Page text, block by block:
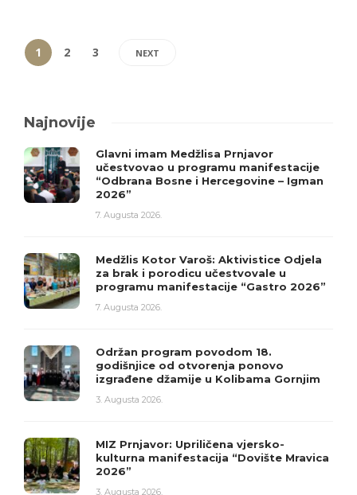
1 2 3 NEXT
Najnovije
Glavni imam Medžlisa Prnjavor
učestvovao u programu manifestacije
“Odbrana Bosne i Hercegovine – Igman
2026”
7. Augusta 2026.
Medžlis Kotor Varoš: Aktivistice Odjela
za brak i porodicu učestvovale u
programu manifestacije “Gastro 2026”
7. Augusta 2026.
Održan program povodom 18.
godišnjice od otvorenja ponovo
izgrađene džamije u Kolibama Gornjim
3. Augusta 2026.
MIZ Prnjavor: Upriličena vjersko-
kulturna manifestacija “Dovište Mravica
2026”
3. Augusta 2026.